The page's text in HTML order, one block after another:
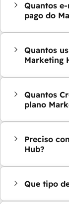
Quantos
pago do
Quantos
Marketing
Quantos
plano
Preciso
Hub?
Que tipo